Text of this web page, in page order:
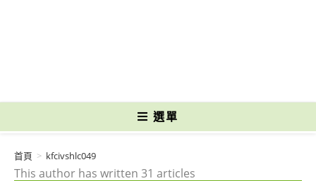
選單
This author has written 31 articles
首頁 > kfcivshlc049